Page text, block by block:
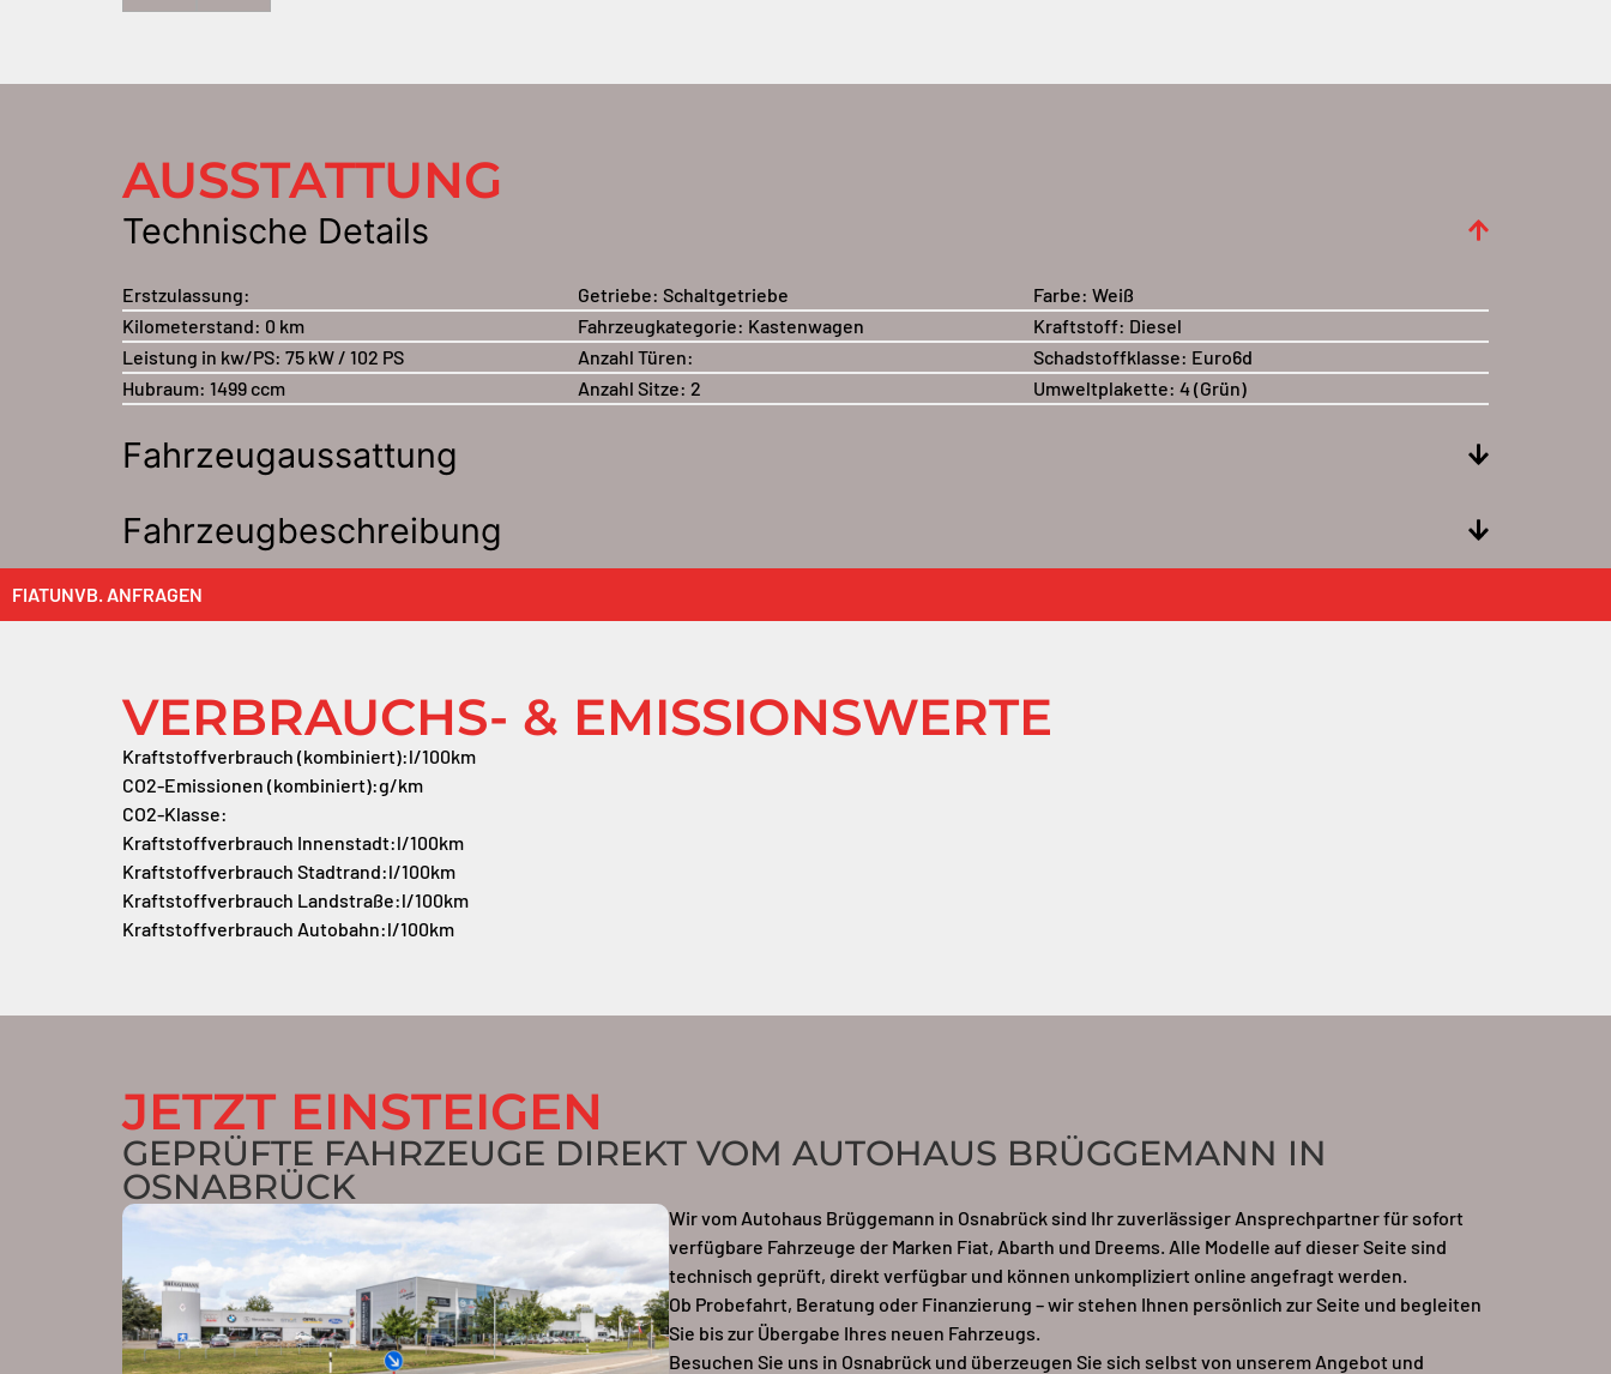
AUSSTATTUNG
Technische Details
Erstzulassung:
Kilometerstand: 0 km
Leistung in kw/PS: 75 kW / 102 PS
Hubraum: 1499 ccm
Getriebe: Schaltgetriebe
Fahrzeugkategorie: Kastenwagen
Anzahl Türen:
Anzahl Sitze: 2
Farbe: Weiß
Kraftstoff: Diesel
Schadstoffklasse: Euro6d
Umweltplakette: 4 (Grün)
Fahrzeugaussattung
Fahrzeugbeschreibung
FIATUNVB. ANFRAGEN
VERBRAUCHS- & EMISSIONSWERTE
Kraftstoffverbrauch (kombiniert):l/100km
CO2-Emissionen (kombiniert):g/km
CO2-Klasse:
Kraftstoffverbrauch Innenstadt:l/100km
Kraftstoffverbrauch Stadtrand:l/100km
Kraftstoffverbrauch Landstraße:l/100km
Kraftstoffverbrauch Autobahn:l/100km
JETZT EINSTEIGEN
GEPRÜFTE FAHRZEUGE DIREKT VOM AUTOHAUS BRÜGGEMANN IN
OSNABRÜCK
Wir vom Autohaus Brüggemann in Osnabrück sind Ihr zuverlässiger Ansprechpartner für sofort
verfügbare Fahrzeuge der Marken Fiat, Abarth und Dreems. Alle Modelle auf dieser Seite sind
technisch geprüft, direkt verfügbar und können unkompliziert online angefragt werden.
Ob Probefahrt, Beratung oder Finanzierung – wir stehen Ihnen persönlich zur Seite und begleiten
Sie bis zur Übergabe Ihres neuen Fahrzeugs.
Besuchen Sie uns in Osnabrück und überzeugen Sie sich selbst von unserem Angebot und